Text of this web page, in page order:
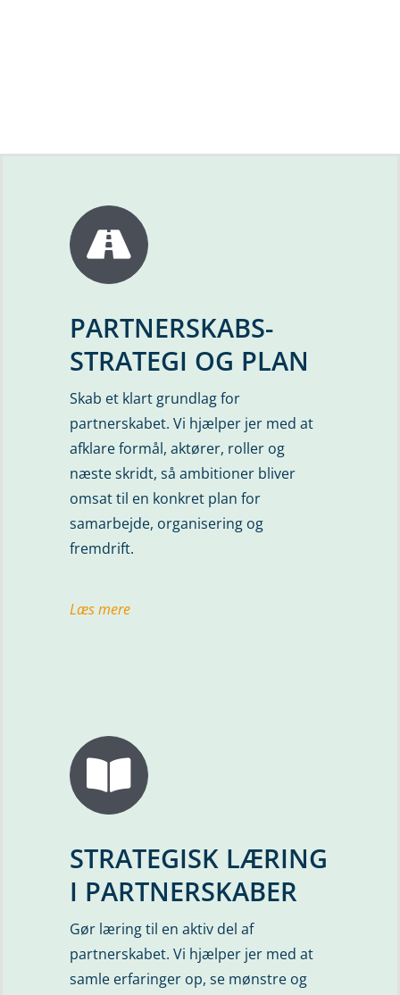
PARTNERSKABS-
STRATEGI OG PLAN
Skab et klart grundlag for
partnerskabet. Vi hjælper jer med at
afklare formål, aktører, roller og
næste skridt, så ambitioner bliver
omsat til en konkret plan for
samarbejde, organisering og
fremdrift.
Læs mere
STRATEGISK LÆRING
I PARTNERSKABER
Gør læring til en aktiv del af
partnerskabet. Vi hjælper jer med at
samle erfaringer op, se mønstre og